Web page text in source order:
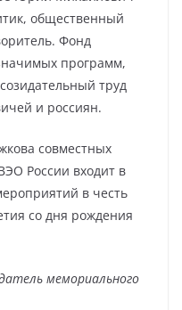
общественный
Фонд
программ,
труд
и россиян.
совместных
России входит в
в честь
со дня рождения
мемориального